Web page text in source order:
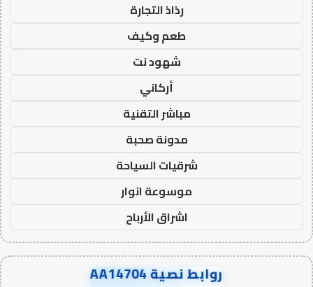
رذاذ التجارة
طعم وكيف
شهود نت
أركاني
مباشر التقنية
مدونة صحبة
شرقيات السياحة
موسوعة انوار
اشراق الأرباح
روابط نصية AA14704